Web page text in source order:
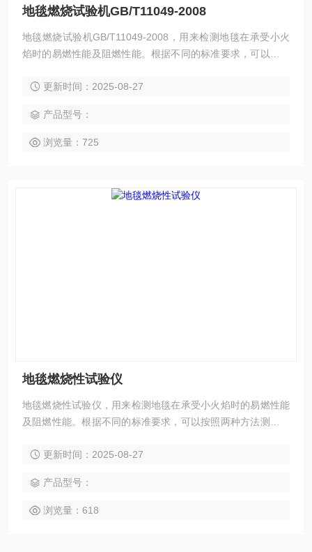
地毯燃烧试验机GB/T11049-2008
地毯燃烧试验机GB/T11049-2008，用来检测地毯在承受小火
焰时的易燃性能及阻燃性能。根据不同的标准要求，可以按照
更新时间：2025-08-27
产品型号：
浏览量：725
地毯燃烧性试验仪
地毯燃烧性试验仪，用来检测地毯在承受小火焰时的易燃性能
及阻燃性能。根据不同的标准要求，可以按照两种方法测试：
更新时间：2025-08-27
产品型号：
浏览量：618